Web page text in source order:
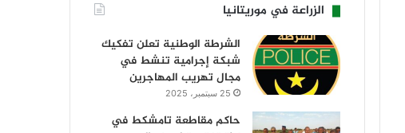
الزراعة في موريتانيا
الشرطة الوطنية تعلن تفكيك
شبكة إجرامية تنشط في
مجال تهريب المهاجرين
25 سبتمبر، 2025
حاكم مقاطعة تامشكط في